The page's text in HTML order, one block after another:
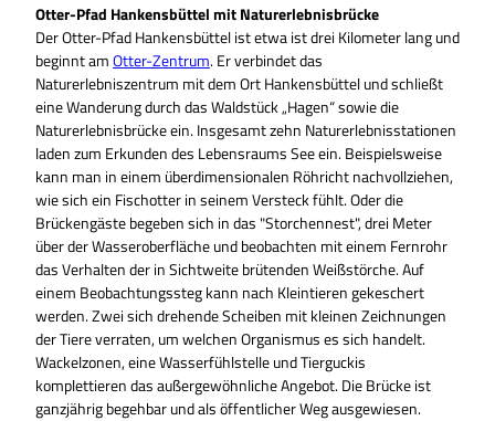
Otter-Pfad Hankensbüttel mit Naturerlebnisbrücke
Der Otter-Pfad Hankensbüttel ist etwa ist drei Kilometer lang und
beginnt amOtter-Zentrum. Er verbindet das
Naturerlebniszentrum mit dem Ort Hankensbüttel und schließt
eine Wanderung durch das Waldstück „Hagen“ sowie die
Naturerlebnisbrücke ein. Insgesamt zehn Naturerlebnisstationen
laden zum Erkunden des Lebensraums See ein. Beispielsweise
kann man in einem überdimensionalen Röhricht nachvollziehen,
wie sich ein Fischotter in seinem Versteck fühlt. Oder die
Brückengäste begeben sich in das "Storchennest", drei Meter
über der Wasseroberfläche und beobachten mit einem Fernrohr
das Verhalten der in Sichtweite brütenden Weißstörche. Auf
einem Be­ob­ach­tungs­steg kann nach Kleintieren gekeschert
werden. Zwei sich drehende Schei­ben mit kleinen Zeichnungen
der Tiere verraten, um welchen Organismus es sich handelt.
Wackelzonen, eine Wasserfühlstelle und Tierguckis
komplettieren das außergewöhnliche Angebot. Die Brücke ist
ganzjährig begehbar und als öffentlicher Weg ausgewiesen.